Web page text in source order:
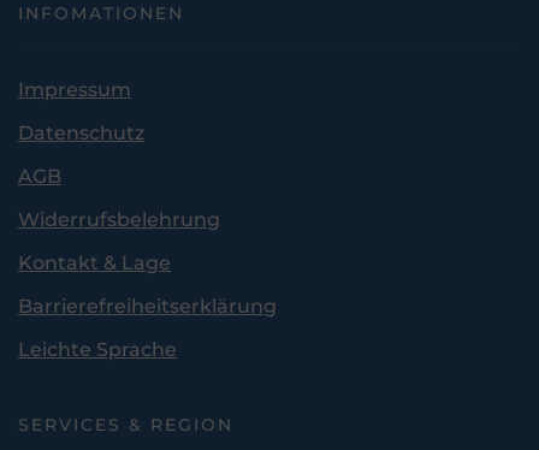
INFOMATIONEN
Impressum
Datenschutz
AGB
Widerrufsbelehrung
Kontakt & Lage
Barrierefreiheitserklärung
Leichte Sprache
SERVICES & REGION